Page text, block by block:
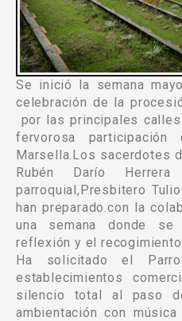
Se inició la semana
celebración de la
por las principales
fervorosa
Marsella.Los sacerdotes
Rubén Darío
parroquial,Presbitero
han preparado.con la
una semana donde
reflexión y el recogimiento.
Ha solicitado el
establecimientos
silencio total al paso
ambientación con